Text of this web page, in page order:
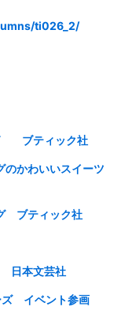
ti026_2/
ブティック社
のかわいいスイーツ
ブティック社
日本文芸社
イベント参画